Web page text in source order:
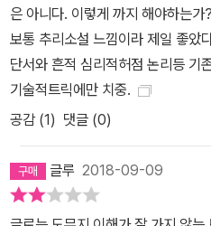
이는 어떤 면에서 사기꾼 같은 역할
라 불리지만, 실제로는 도둑이기
‘안락의자 탐정’처럼 생각하기 쉬운
니 같은 사람이 의자에 앉은 채 수수
하지만 에노모토는 초인적인 통찰
코의 입에서는 매번 같은 패턴으로 ‘
다. 그래선지 기시 유스케의 독자들
하기도 한다. 하지만 준코의 추리
은 아니다. 이렇게 까지 해야하는
보통 추리소설 느낌이라 제일 좋았
단서와 흔적 심리적허점 논리등 기
기술적트릭에만 치중.
공감 (1) 댓글 (0)
글루 2018-09-09